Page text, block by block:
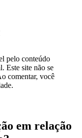
pelo conteúdo
Este site não se
comentar, você
em relação